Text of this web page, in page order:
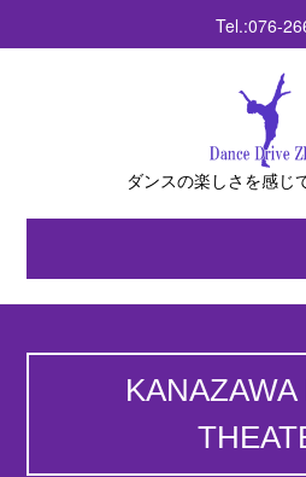
Tel.:076-
ダンスの楽しさを感じ